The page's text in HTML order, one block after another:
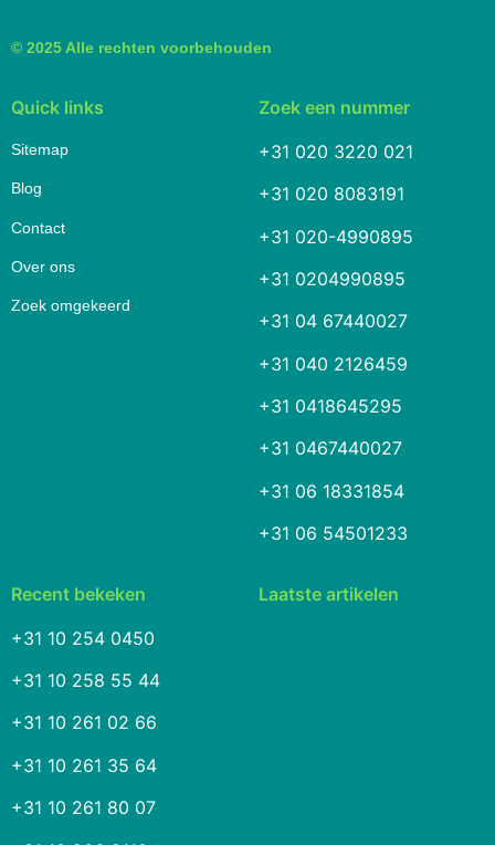
© 2025 Alle rechten voorbehouden
Quick links
Sitemap
Blog
Contact
Over ons
Zoek omgekeerd
Zoek een nummer
+31 020 3220 021
+31 020 8083191
+31 020-4990895
+31 0204990895
+31 04 67440027
+31 040 2126459
+31 0418645295
+31 0467440027
+31 06 18331854
+31 06 54501233
Recent bekeken
+31 10 254 0450
+31 10 258 55 44
+31 10 261 02 66
+31 10 261 35 64
+31 10 261 80 07
Laatste artikelen